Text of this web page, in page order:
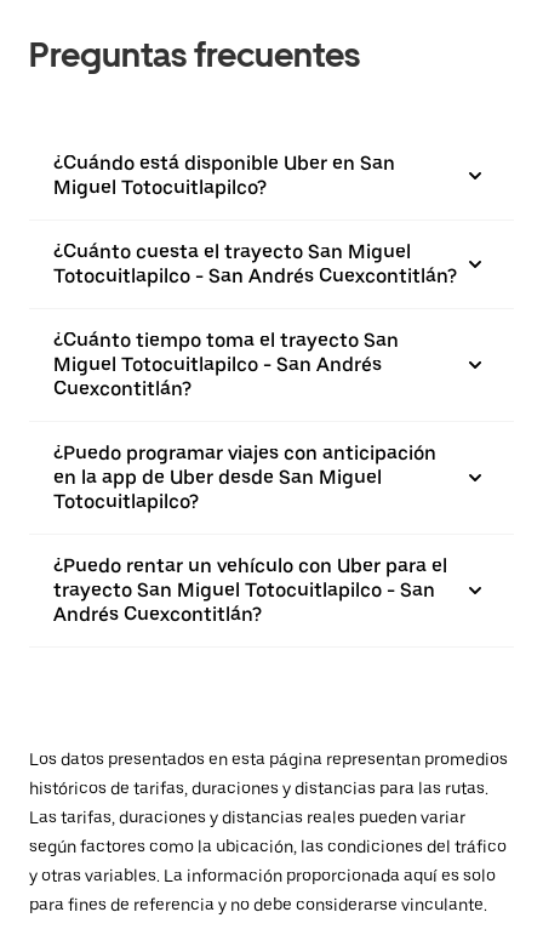
Preguntas frecuentes
¿Cuándo está disponible Uber en San
Miguel Totocuitlapilco?
¿Cuánto cuesta el trayecto San Miguel
Totocuitlapilco - San Andrés Cuexcontitlán?
¿Cuánto tiempo toma el trayecto San
Miguel Totocuitlapilco - San Andrés
Cuexcontitlán?
¿Puedo programar viajes con anticipación
en la app de Uber desde San Miguel
Totocuitlapilco?
¿Puedo rentar un vehículo con Uber para el
trayecto San Miguel Totocuitlapilco - San
Andrés Cuexcontitlán?
Los datos presentados en esta página representan promedios
históricos de tarifas, duraciones y distancias para las rutas.
Las tarifas, duraciones y distancias reales pueden variar
según factores como la ubicación, las condiciones del tráfico
y otras variables. La información proporcionada aquí es solo
para fines de referencia y no debe considerarse vinculante.